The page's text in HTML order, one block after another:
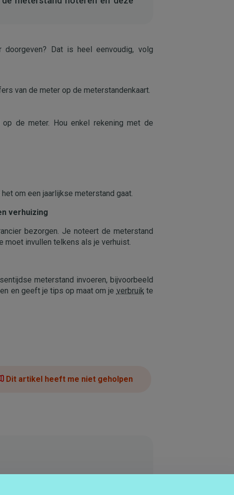
Dat is heel eenvoudig, volg
van de meter op de meterstandenkaart.
de meter. Hou enkel rekening met de
om een jaarlijkse meterstand gaat.
verhuizing
bezorgen. Je noteert de meterstand
moet invullen telkens als je verhuist.
meterstand invoeren, bijvoorbeeld
en geeft je tips op maat om je verbruikte
Dit artikel heeft me niet geholpen
doorgeven?